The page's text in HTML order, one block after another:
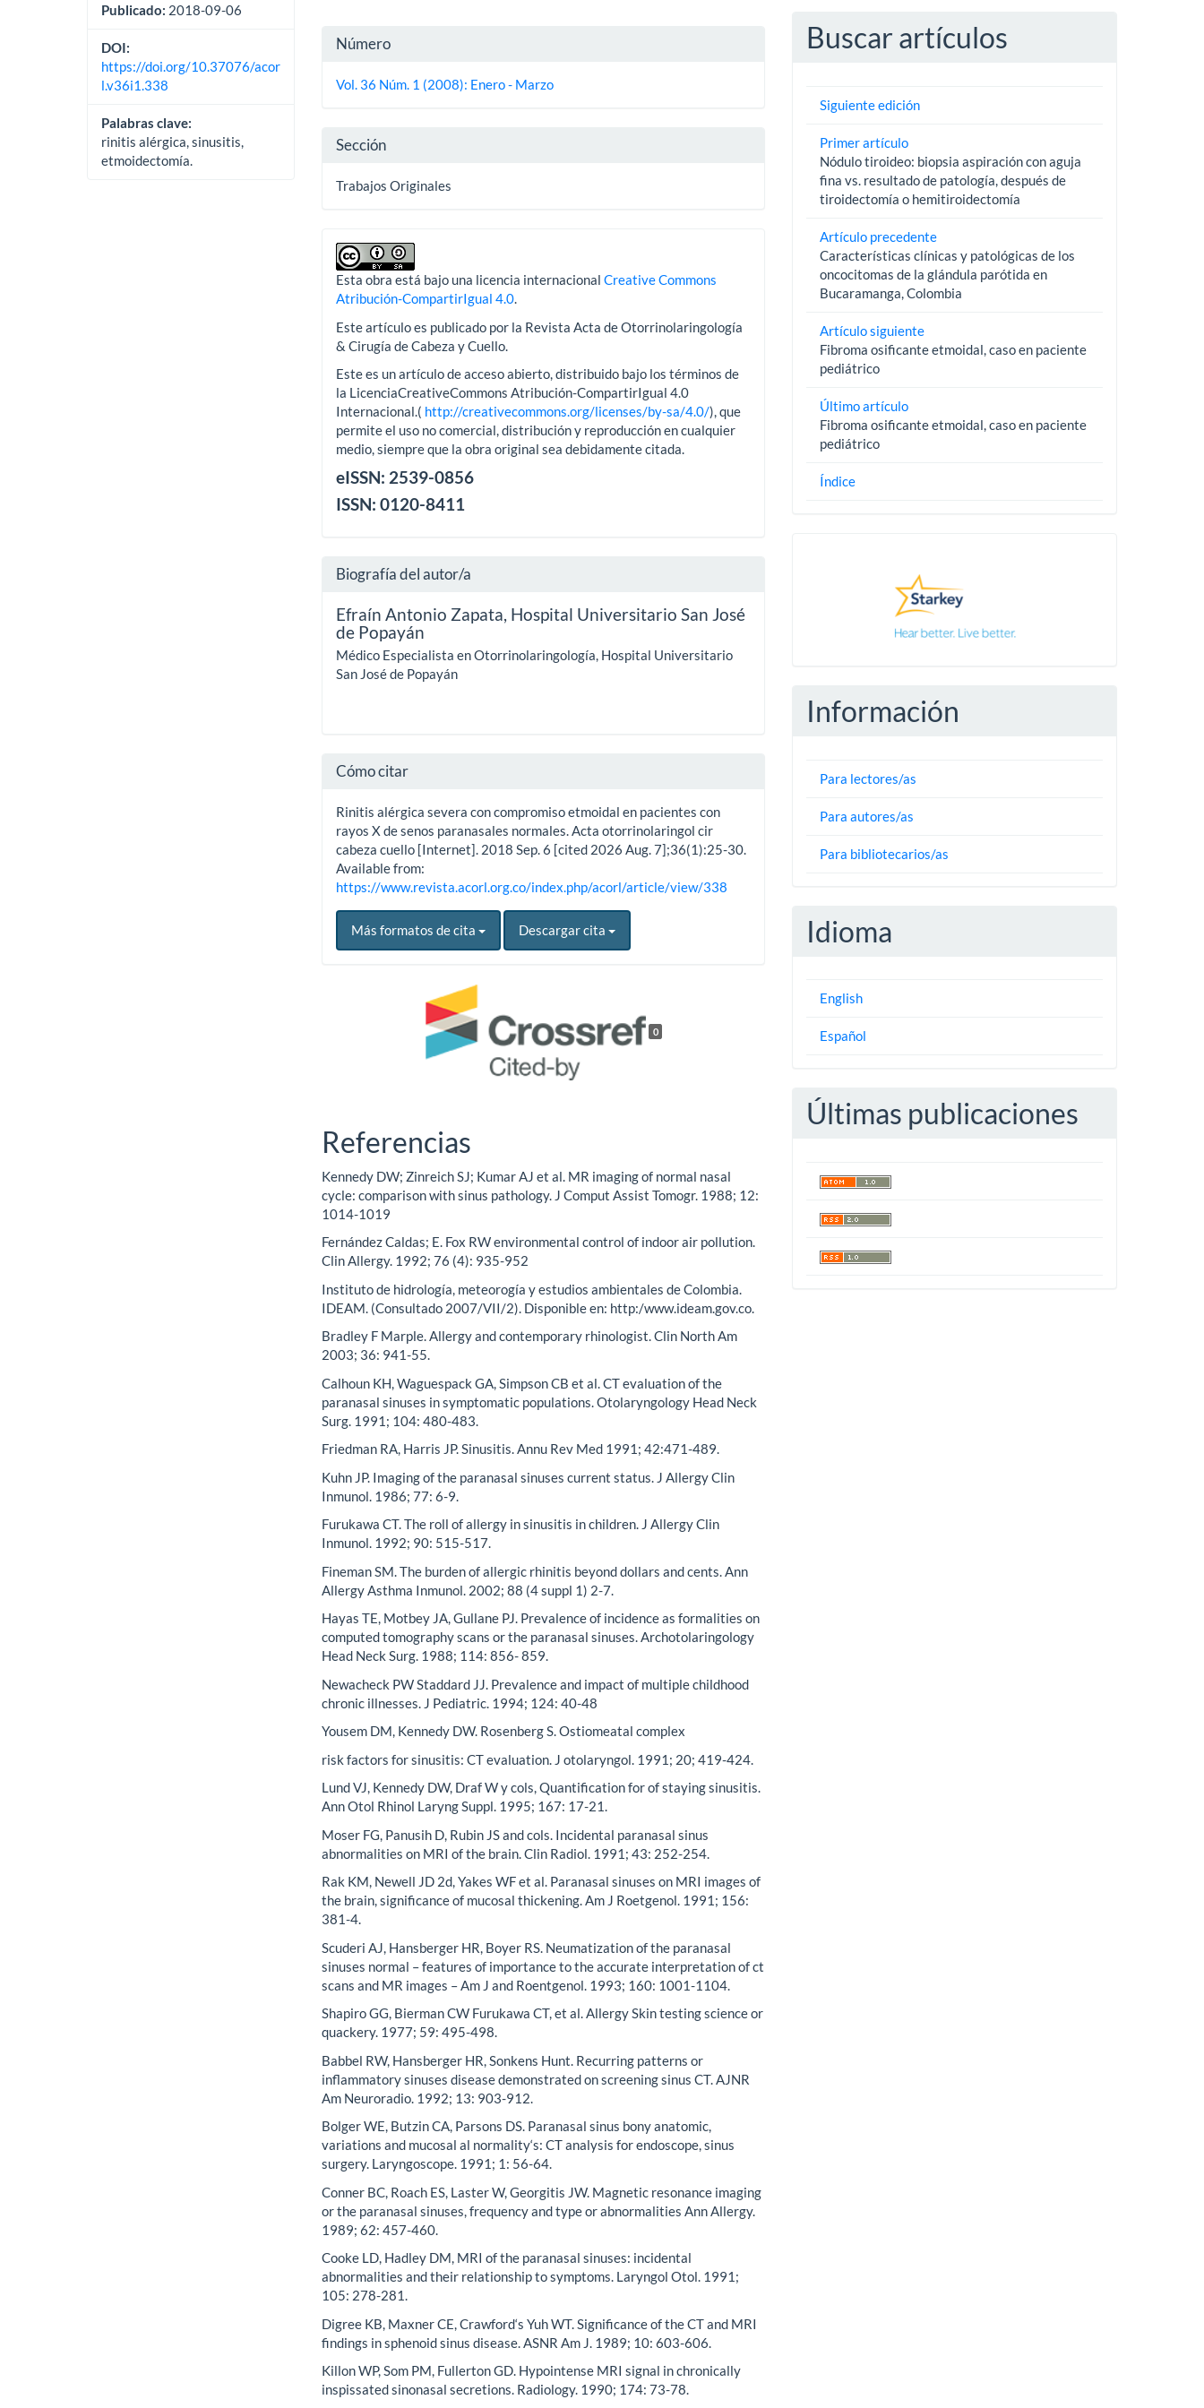
Publicado: 2018-09-06
DOI:
https://doi.org/10.37076/acor
l.v36i1.338
Palabras clave:
rinitis alérgica, sinusitis,
etmoidectomía.
Detalles
del
Número
Vol. 36 Núm. 1 (2008): Enero - Marzo
Sección
Trabajos Originales
Esta obra está bajo una licencia internacionalCreative Commons
Atribución-CompartirIgual 4.0.
Este artículo es publicado por la Revista Acta de Otorrinolaringología
& Cirugía de Cabeza y Cuello.
Este es un artículo de acceso abierto, distribuido bajo los términos de
la LicenciaCreativeCommons Atribución-CompartirIgual 4.0
Internacional.( http://creativecommons.org/licenses/by-sa/4.0/), que
permite el uso no comercial, distribución y reproducción en cualquier
medio, siempre que la obra original sea debidamente citada.
eISSN: 2539-0856
ISSN: 0120-8411
Biografía del autor/a
Efraín Antonio Zapata, Hospital Universitario San José
de Popayán
Médico Especialista en Otorrinolaringología, Hospital Universitario
San José de Popayán
Cómo citar
Rinitis alérgica severa con compromiso etmoidal en pacientes con
rayos X de senos paranasales normales. Acta otorrinolaringol cir
cabeza cuello [Internet]. 2018 Sep. 6 [cited 2026 Aug. 7];36(1):25-30.
Available from:
https://www.revista.acorl.org.co/index.php/acorl/article/view/338
Más formatos de cita Descargar cita
0
Referencias
Kennedy DW; Zinreich SJ; Kumar AJ et al. MR imaging of normal nasal
cycle: comparison with sinus pathology. J Comput Assist Tomogr. 1988; 12:
1014-1019
Fernández Caldas; E. Fox RW environmental control of indoor air pollution.
Clin Allergy. 1992; 76 (4): 935-952
Instituto de hidrología, meteorogía y estudios ambientales de Colombia.
IDEAM. (Consultado 2007/VII/2). Disponible en: http:/www.ideam.gov.co.
Bradley F Marple. Allergy and contemporary rhinologist. Clin North Am
2003; 36: 941-55.
Calhoun KH, Waguespack GA, Simpson CB et al. CT evaluation of the
paranasal sinuses in symptomatic populations. Otolaryngology Head Neck
Surg. 1991; 104: 480-483.
Friedman RA, Harris JP. Sinusitis. Annu Rev Med 1991; 42:471-489.
Kuhn JP. Imaging of the paranasal sinuses current status. J Allergy Clin
Inmunol. 1986; 77: 6-9.
Furukawa CT. The roll of allergy in sinusitis in children. J Allergy Clin
Inmunol. 1992; 90: 515-517.
Fineman SM. The burden of allergic rhinitis beyond dollars and cents. Ann
Allergy Asthma Inmunol. 2002; 88 (4 suppl 1) 2-7.
Hayas TE, Motbey JA, Gullane PJ. Prevalence of incidence as formalities on
computed tomography scans or the paranasal sinuses. Archotolaringology
Head Neck Surg. 1988; 114: 856- 859.
Newacheck PW Staddard JJ. Prevalence and impact of multiple childhood
chronic illnesses. J Pediatric. 1994; 124: 40-48
Yousem DM, Kennedy DW. Rosenberg S. Ostiomeatal complex
risk factors for sinusitis: CT evaluation. J otolaryngol. 1991; 20; 419-424.
Lund VJ, Kennedy DW, Draf W y cols, Quantification for of staying sinusitis.
Ann Otol Rhinol Laryng Suppl. 1995; 167: 17-21.
Moser FG, Panusih D, Rubin JS and cols. Incidental paranasal sinus
abnormalities on MRI of the brain. Clin Radiol. 1991; 43: 252-254.
Rak KM, Newell JD 2d, Yakes WF et al. Paranasal sinuses on MRI images of
the brain, significance of mucosal thickening. Am J Roetgenol. 1991; 156:
381-4.
Scuderi AJ, Hansberger HR, Boyer RS. Neumatization of the paranasal
sinuses normal – features of importance to the accurate interpretation of ct
scans and MR images – Am J and Roentgenol. 1993; 160: 1001-1104.
Shapiro GG, Bierman CW Furukawa CT, et al. Allergy Skin testing science or
quackery. 1977; 59: 495-498.
Babbel RW, Hansberger HR, Sonkens Hunt. Recurring patterns or
inflammatory sinuses disease demonstrated on screening sinus CT. AJNR
Am Neuroradio. 1992; 13: 903-912.
Bolger WE, Butzin CA, Parsons DS. Paranasal sinus bony anatomic,
variations and mucosal al normality‘s: CT analysis for endoscope, sinus
surgery. Laryngoscope. 1991; 1: 56-64.
Conner BC, Roach ES, Laster W, Georgitis JW. Magnetic resonance imaging
or the paranasal sinuses, frequency and type or abnormalities Ann Allergy.
1989; 62: 457-460.
Cooke LD, Hadley DM, MRI of the paranasal sinuses: incidental
abnormalities and their relationship to symptoms. Laryngol Otol. 1991;
105: 278-281.
Digree KB, Maxner CE, Crawford‘s Yuh WT. Significance of the CT and MRI
findings in sphenoid sinus disease. ASNR Am J. 1989; 10: 603-606.
Killon WP, Som PM, Fullerton GD. Hypointense MRI signal in chronically
inspissated sinonasal secretions. Radiology. 1990; 174: 73-78.
Buscar artículos
Siguiente edición
Primer artículo
Nódulo tiroideo: biopsia aspiración con aguja
fina vs. resultado de patología, después de
tiroidectomía o hemitiroidectomía
Artículo precedente
Características clínicas y patológicas de los
oncocitomas de la glándula parótida en
Bucaramanga, Colombia
Artículo siguiente
Fibroma osificante etmoidal, caso en paciente
pediátrico
Último artículo
Fibroma osificante etmoidal, caso en paciente
pediátrico
Índice
Información
Para lectores/as
Para autores/as
Para bibliotecarios/as
Idioma
English
Español
Últimas publicaciones